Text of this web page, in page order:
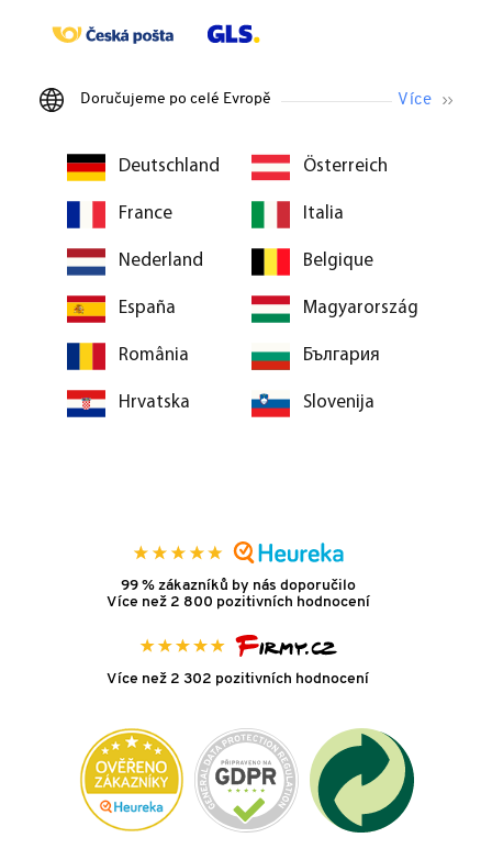
Doručujeme po celé Evropě
Deutschland Österreich
France Italia
Nederland Belgique
España Magyarország
România България
Hrvatska Slovenija
99 % zákazníků by nás doporučilo
Více než 2 800 pozitivních hodnocení
Více než 2 302 pozitivních hodnocení